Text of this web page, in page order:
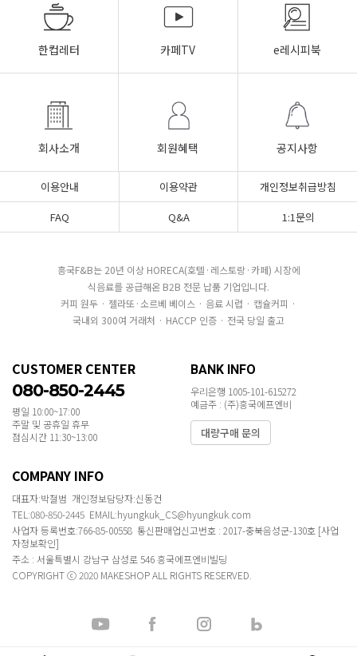
한컵레터 카페TV e레시피북
회사소개 회원혜택 공지사항
이용안내 이용약관
개인정보취급방침
FAQ
Q&A 1:1문의
흥국F&B는 20년 이상 HORECA(호텔·레스토랑·카페) 시장에
식음료를 공급해온 B2B 전문 납품 기업입니다.
커피 원두 · 젤라또·소르베 베이스 · 음료 시럽 · 캡슐커피 ·
국내외 300여 거래처 · HACCP 인증 · 전국 당일 출고
CUSTOMER CENTER
080-850-2445
평일 10:00~17:00
주말 및 공휴일 휴무
점심시간 11:30~13:00
BANK INFO
우리은행 1005-101-615272
예금주 : (주)흥국에프엔비
대량구매 문의
COMPANY INFO
대표자:박철범 개인정보담당자:신동건
TEL:080-850-2445 EMAIL:hyungkuk_CS@hyungkuk.com
사업자 등록번호:766-85-00558 통신판매업신고번호 : 2017-충북음성군-130호 [사업
자정보확인]
주소 : 서울특별시 강남구 삼성로 546 흥국에프엔비빌딩
COPYRIGHT ⓒ 2020 MAKESHOP ALL RIGHTS RESERVED.